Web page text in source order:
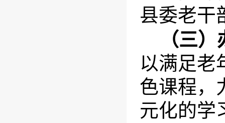
县委老干
（三
以满足老
色课程，
元化的学